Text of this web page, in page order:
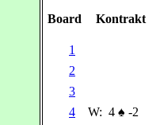
Board Kontrakt
1
2
3
4
W: 4 ♠ -2